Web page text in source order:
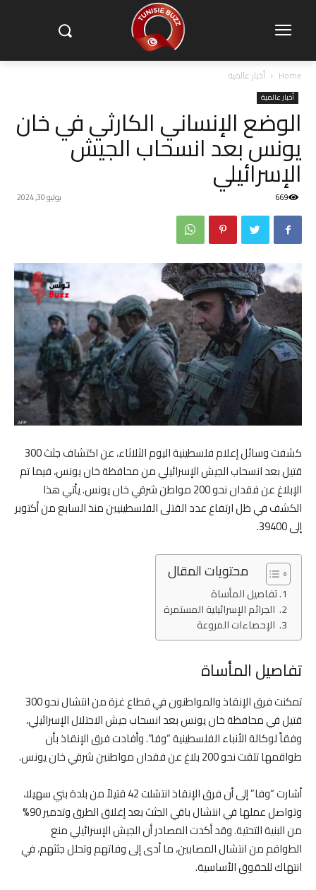
Home أخبار عالمية
أخبار عالمية
الوضع الإنساني الكارثي في خان
يونس بعد انسحاب الجيش
الإسرائيلي
يوليو 30, 2024 669
كشفت وسائل إعلام فلسطينية اليوم الثلاثاء، عن اكتشاف جثث 300
قتيل بعد انسحاب الجيش الإسرائيلي من محافظة خان يونس، فيما تم
الإبلاغ عن فقدان نحو 200 مواطن شرقي خان يونس. يأتي هذا
الكشف في ظل ارتفاع عدد القتلى الفلسطينيين منذ السابع من أكتوبر
إلى 39400.
محتويات المقال
تفاصيل المأساة
الجرائم الإسرائيلية المستمرة
الإحصاءات المروعة
تفاصيل المأساة
تمكنت فرق الإنقاذ والمواطنون في قطاع غزة من انتشال نحو 300
قتيل في محافظة خان يونس بعد انسحاب جيش الاحتلال الإسرائيلي،
وفقاً لوكالة الأنباء الفلسطينية “وفا”. وأفادت فرق الإنقاذ بأن
طواقمها تلقت نحو 200 بلاغ عن فقدان مواطنين شرقي خان يونس.
أشارت “وفا” إلى أن فرق الإنقاذ انتشلت 42 قتيلاً من بلدة بني سهيلا،
وتواصل عملها في انتشال باقي الجثث بعد إغلاق الطرق وتدمير 90%
من البنية التحتية. وقد أكدت المصادر أن الجيش الإسرائيلي منع
الطواقم من انتشال المصابين، ما أدى إلى وفاتهم وتحلل جثثهم، في
انتهاك للحقوق الأساسية.